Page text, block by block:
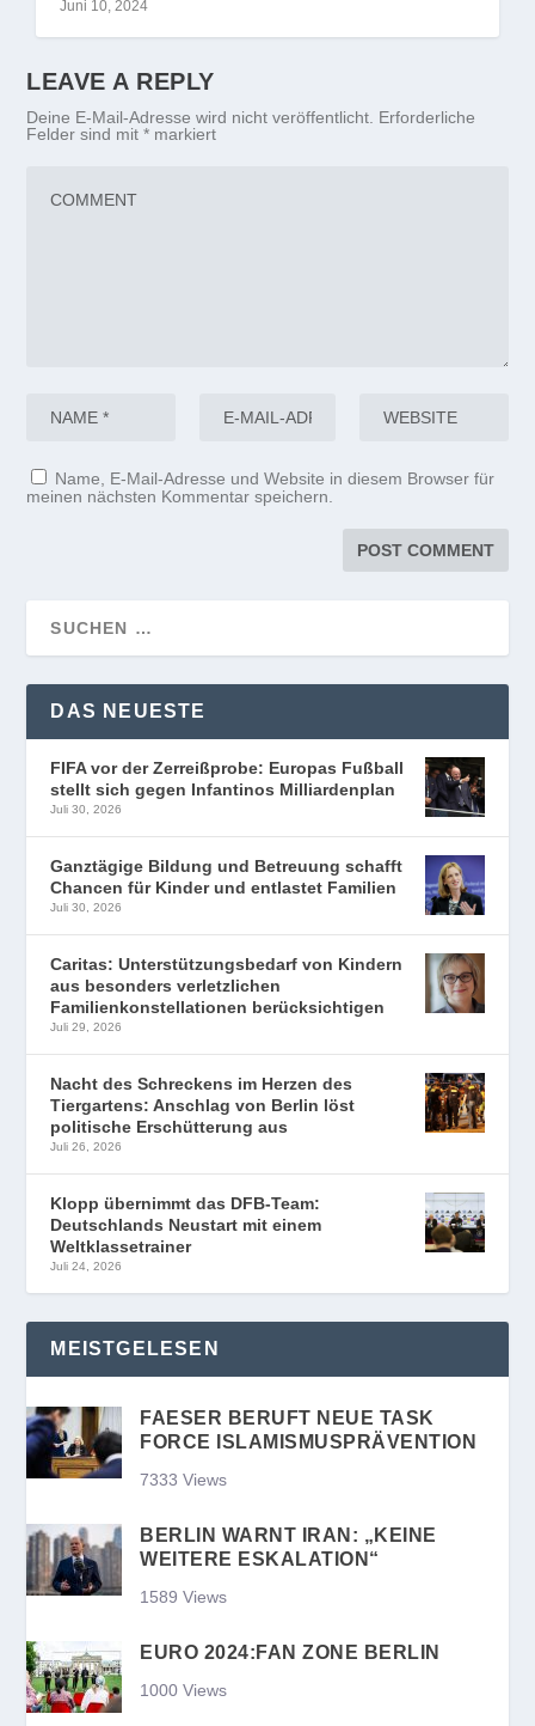
Juni 10, 2024
LEAVE A REPLY
Deine E-Mail-Adresse wird nicht veröffentlicht. Erforderliche
Felder sind mit* markiert
Name, E-Mail-Adresse und Website in diesem Browser für
meinen nächsten Kommentar speichern.
DAS NEUESTE
FIFA vor der Zerreißprobe: Europas Fußball
stellt sich gegen Infantinos Milliardenplan
Juli 30, 2026
Ganztägige Bildung und Betreuung schafft
Chancen für Kinder und entlastet Familien
Juli 30, 2026
Caritas: Unterstützungsbedarf von Kindern
aus besonders verletzlichen
Familienkonstellationen berücksichtigen
Juli 29, 2026
Nacht des Schreckens im Herzen des
Tiergartens: Anschlag von Berlin löst
politische Erschütterung aus
Juli 26, 2026
Klopp übernimmt das DFB-Team:
Deutschlands Neustart mit einem
Weltklassetrainer
Juli 24, 2026
MEISTGELESEN
FAESER BERUFT NEUE TASK
FORCE ISLAMISMUSPRÄVENTION
7333 Views
BERLIN WARNT IRAN: „KEINE
WEITERE ESKALATION“
1589 Views
EURO 2024:FAN ZONE BERLIN
1000 Views